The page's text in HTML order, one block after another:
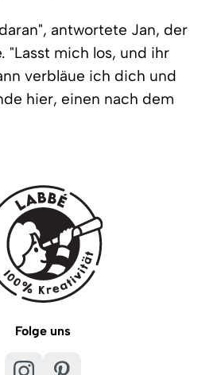
antwortete Jan, der
"Lasst mich los, und ihr
verbläue ich dich und
hier, einen nach dem
Folge uns